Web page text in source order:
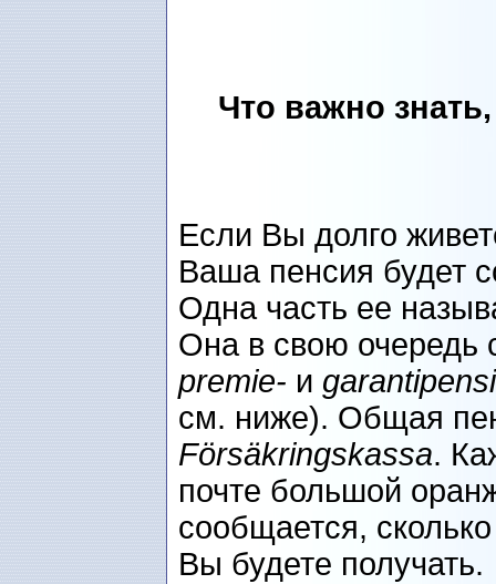
Что важно
Если Вы долго
Ваша пенсия будет
Одна часть ее
Она в свою очередь
premie- и
см. ниже). Общая
Försäkringskassa.
почте большой
сообщается,
Вы будете получать.